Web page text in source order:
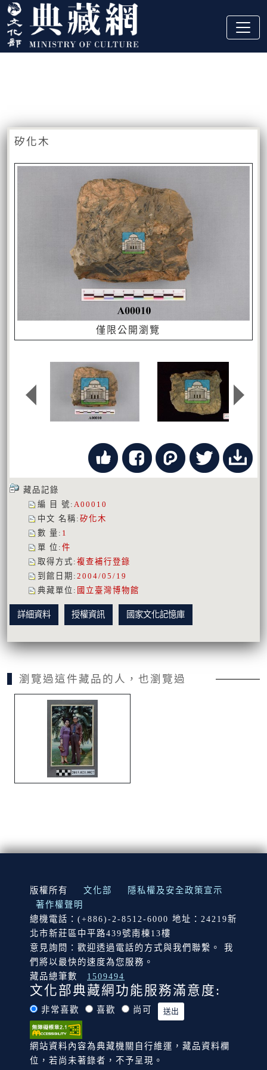
跳到主要內容
:::
矽化木
僅限公開瀏覽
藏品記錄
編 目 號 : A00010
中文 名稱 : 矽化木
數 量 : 1
單 位 : 件
取得方式 : 複查補行登錄
到館日期 : 2004/05/19
典藏單位 : 國立臺灣博物館
詳細資料 授權資訊 國家文化記憶庫
瀏覽過這件藏品的人，也瀏覽過
:::
版權所有 文化部
隱私權及安全政策宣示
著作權聲明
總機電話：(+886)-2-8512-6000 地址：24219新
北市新莊區中平路439號南棟13樓
意見詢問：歡迎透過電話的方式與我們聯繫。 我
們將以最快的速度為您服務。
藏品總筆數
1509494
文化部典藏網功能服務滿意度:
非常喜歡 喜歡 尚可
網站資料內容為典藏機關自行維運，藏品資料欄
位，若尚未著錄者，不予呈現。